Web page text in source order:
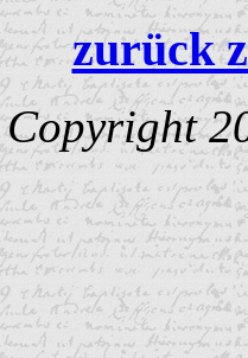
zurück
Copyright